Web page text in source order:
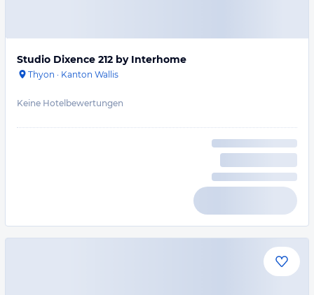
Studio Dixence 212 by Interhome
Thyon · Kanton Wallis
Keine Hotelbewertungen